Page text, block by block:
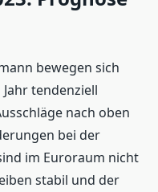
bewegen sich
tendenziell
nach oben
bei der
im Euroraum nicht
stabil und der